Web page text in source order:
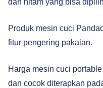
Produk mesin cuci
fitur pengering pakaian.
Harga mesin cuci
dan cocok diterapkan